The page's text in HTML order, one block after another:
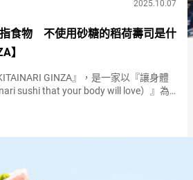
2025.10.07
食物 不使用砂糖的稻荷壽司是什
】
GINZA』，是一家以『讓身體
sushi that your body will love）』為